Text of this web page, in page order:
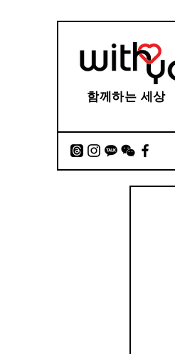
함께하는 세상